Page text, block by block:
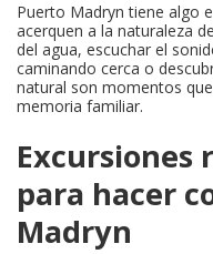
Puerto Madryn tiene algo
acerquen a la naturaleza
del agua, escuchar el
caminando cerca o
natural son momentos
memoria familiar.
Excursiones
para hacer
Madryn